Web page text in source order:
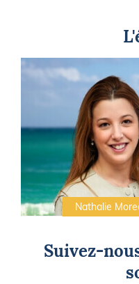
Nathalie
Suivez-